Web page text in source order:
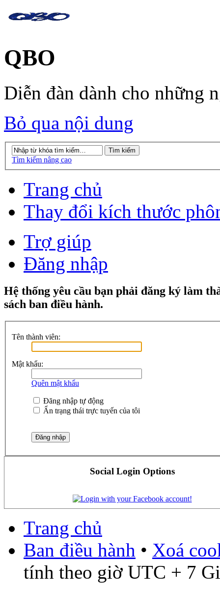
QBO
Diễn đàn dành cho những
Bỏ qua nội dung
Tìm kiếm nâng cao
Trang chủ
Thay đổi kích thước
Trợ giúp
Đăng nhập
Hệ thống yêu cầu bạn phải đăng ký làm
sách ban điều hành.
Tên thành viên:
Mật khẩu:
Quên mật khẩu
Đăng nhập tự động
Ẩn trạng thái trực tuyến của tôi
Social Login Options
Trang chủ
Ban điều hành • Xoá
tính theo giờ UTC + 7